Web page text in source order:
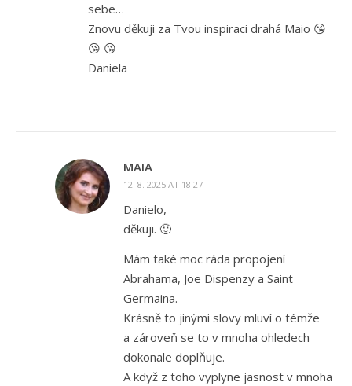
sebe…
Znovu děkuji za Tvou inspiraci drahá Maio 😘
😘 😘
Daniela
MAIA
12. 8. 2025 AT 18:27
Danielo,
děkuji. 🙂
Mám také moc ráda propojení
Abrahama, Joe Dispenzy a Saint
Germaina.
Krásně to jinými slovy mluví o témže
a zároveň se to v mnoha ohledech
dokonale doplňuje.
A když z toho vyplyne jasnost v mnoha